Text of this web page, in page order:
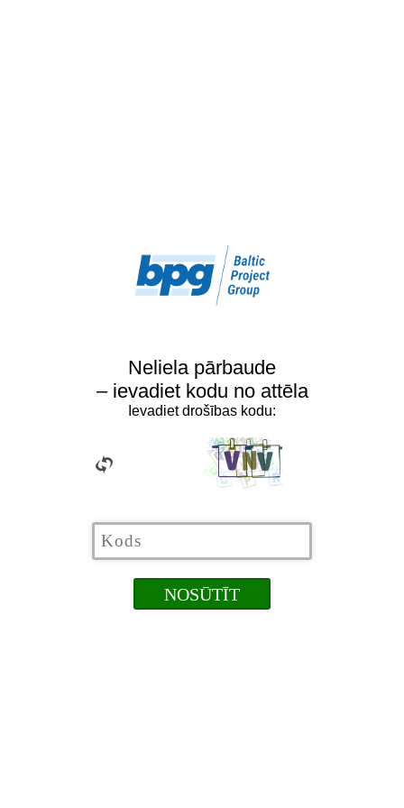
Neliela pārbaude
– ievadiet kodu no attēla
Ievadiet drošības kodu: